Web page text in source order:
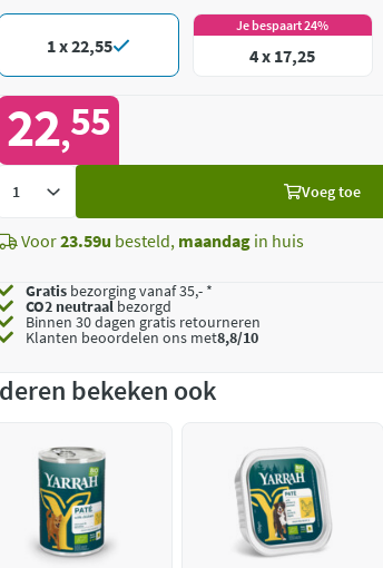
1 x 22,55
Je bespaart 24%
4 x 17,25
22,55
Voeg toe
Voor23.59u besteld, maandag in huis
Gratis bezorging vanaf 35,- *
CO2 neutraalbezorgd
Binnen 30 dagen gratis retourneren
Klanten beoordelen ons met8,8/10
bekeken ook